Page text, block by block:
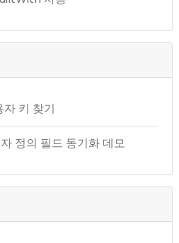
키 찾기
정의 필드 동기화 데모